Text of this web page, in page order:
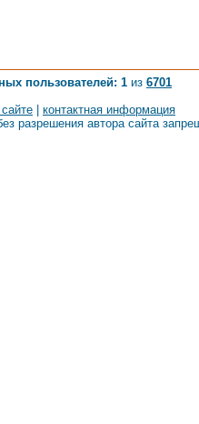
пользователей: 1 из 6701
контактная информация
разрешения автора сайта